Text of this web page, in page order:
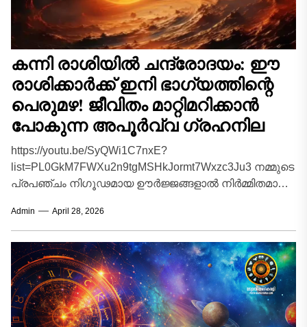
കന്നി രാശിയിൽ ചന്ദ്രോദയം: ഈ
രാശിക്കാർക്ക് ഇനി ഭാഗ്യത്തിന്റെ
പെരുമഴ! ജീവിതം മാറ്റിമറിക്കാൻ
പോകുന്ന അപൂർവ്വ ഗ്രഹനില
https://youtu.be/SyQWi1C7nxE?
list=PL0GkM7FWXu2n9tgMSHkJormt7Wxzc3Ju3 നമ്മുടെ
പ്രപഞ്ചം നിഗൂഢമായ ഊർജ്ജങ്ങളാൽ നിർമ്മിതമാണ്.
നക്ഷത്രങ്ങളുടെയും ഓരോ ചലനവും ഭൂമിയിലെ
മനുഷ്യജീവിതത്തിൽ വലിയ മാറ്റങ്ങളാണ്
പ്രകടമാക്കുന്നത്. ജ്യോതിഷശാസ്ത്രമനുസരിച്ച്
മനസ്സിന്റെ കാരകനായ ചന്ദ്രൻ...
Admin April 28, 2026